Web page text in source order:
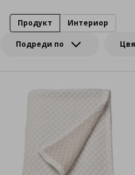
Подреди по
Продукт Интериор